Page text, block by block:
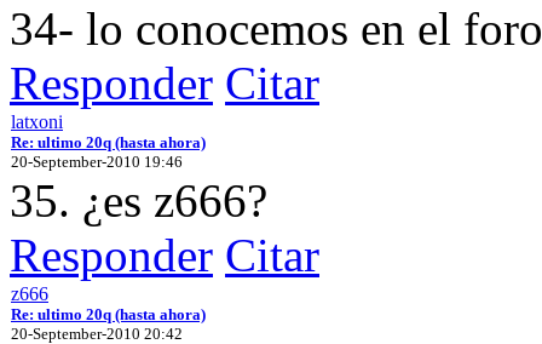
34- lo conocemos en el
Responder Citar
latxoni
Re: ultimo 20q (hasta ahora)
20-September-2010 19:46
35. ¿es z666?
Responder Citar
z666
Re: ultimo 20q (hasta ahora)
20-September-2010 20:42